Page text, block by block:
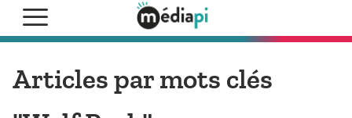
Articles par mots clés